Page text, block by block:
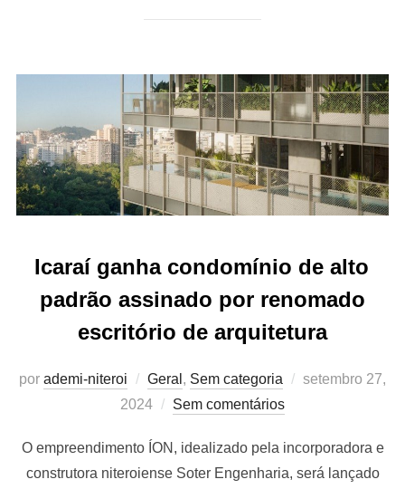
Icaraí ganha condomínio de alto
padrão assinado por renomado
escritório de arquitetura
por ademi-niteroi Geral , Sem categoria
Postado
setembro 27,
2024
Sem comentários
O empreendimento ÍON, idealizado pela incorporadora e
construtora niteroiense Soter Engenharia, será lançado